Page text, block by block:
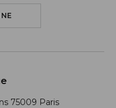
75009 Paris